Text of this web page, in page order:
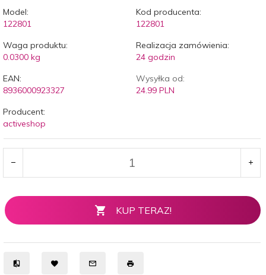
Model:
122801
Kod producenta:
122801
Waga produktu:
0.0300 kg
Realizacja zamówienia:
24 godzin
EAN:
8936000923327
Wysyłka od:
24.99 PLN
Producent:
activeshop
KUP TERAZ!